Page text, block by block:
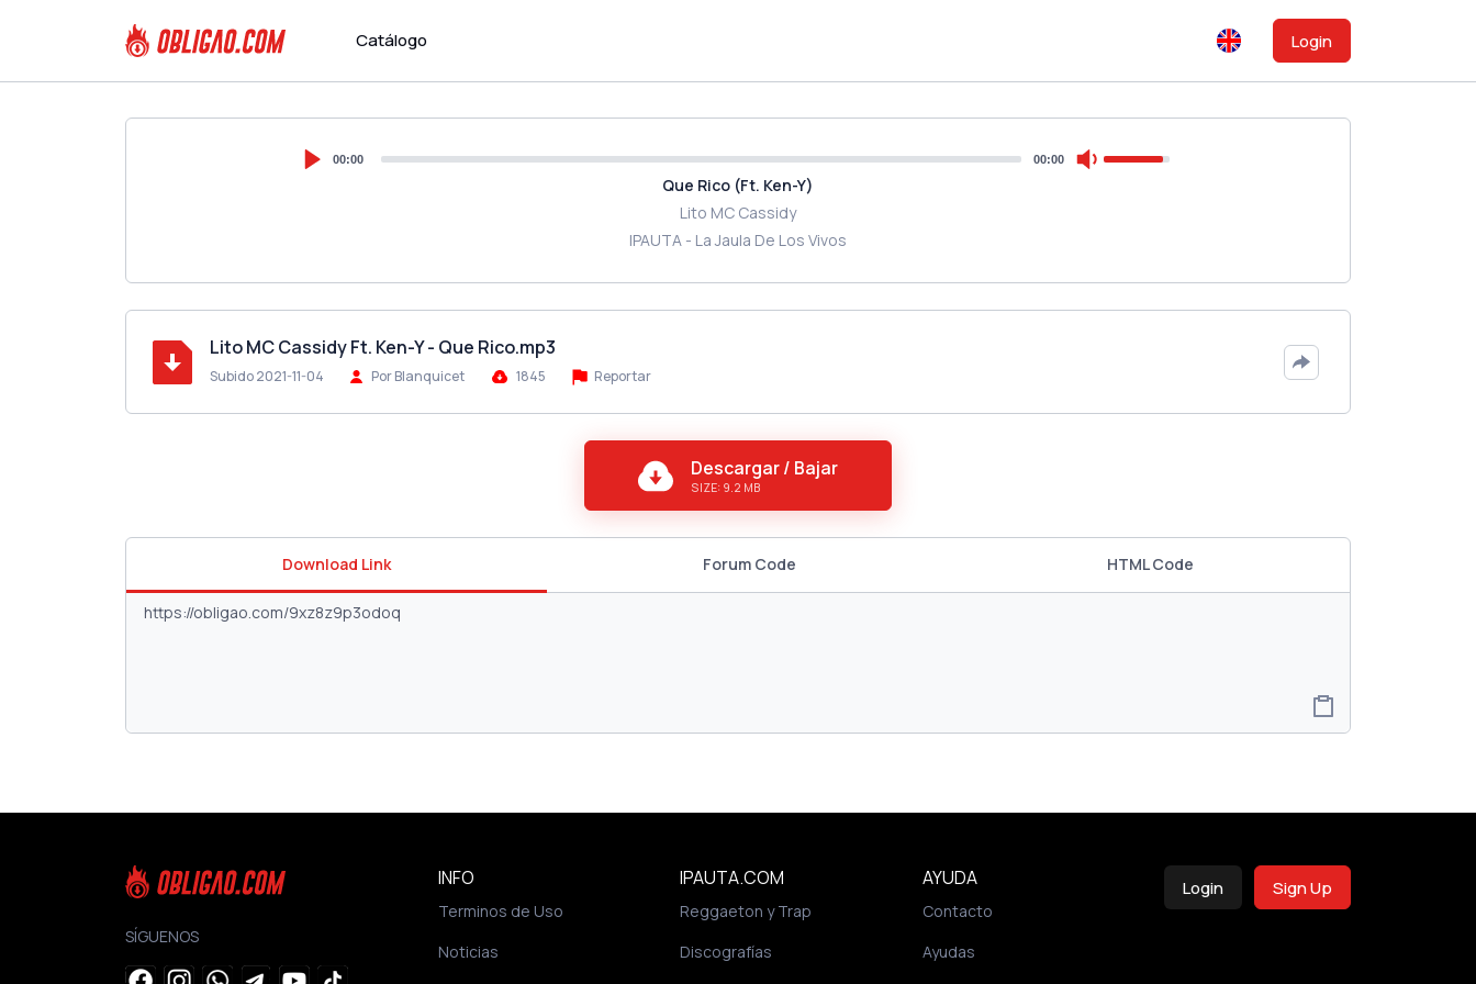
Catálogo Login
00:00 00:00
Que Rico (Ft. Ken-Y)
Lito MC Cassidy
IPAUTA - La Jaula De Los Vivos
Lito MC Cassidy Ft. Ken-Y - Que Rico.mp3
Subido 2021-11-04 Por Blanquicet 1845 Reportar
Descargar / Bajar
SIZE: 9.2 MB
Download Link Forum Code HTML Code
SÍGUENOS
INFO
Terminos de Uso
Noticias
IPAUTA.COM
Reggaeton y Trap
Discografías
AYUDA
Contacto
Ayudas
Login Sign Up